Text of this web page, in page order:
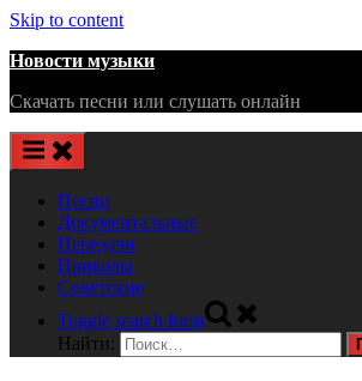
Skip to content
Новости музыки
Скачать песни или слушать онлайн
Песни
Документальные
Передачи
Приколы
Советские
Toggle search form
Найти: